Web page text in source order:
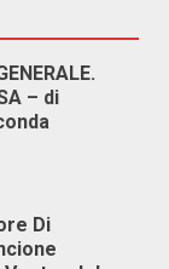
– di
Di